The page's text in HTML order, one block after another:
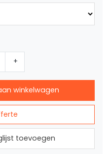
+
winkelwagen
toevoegen